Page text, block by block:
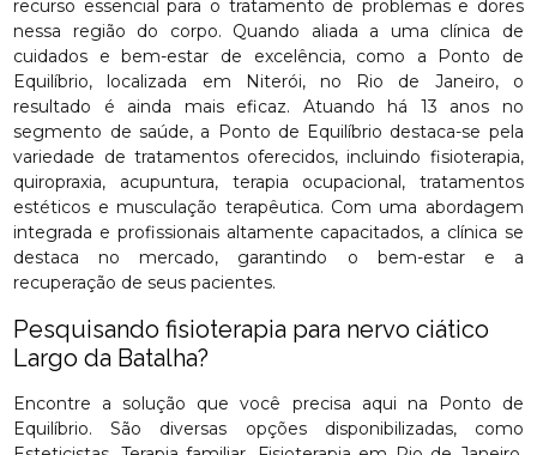
recurso essencial para o tratamento de problemas e dores
nessa região do corpo. Quando aliada a uma clínica de
cuidados e bem-estar de excelência, como a Ponto de
Equilíbrio, localizada em Niterói, no Rio de Janeiro, o
resultado é ainda mais eficaz. Atuando há 13 anos no
segmento de saúde, a Ponto de Equilíbrio destaca-se pela
variedade de tratamentos oferecidos, incluindo fisioterapia,
quiropraxia, acupuntura, terapia ocupacional, tratamentos
estéticos e musculação terapêutica. Com uma abordagem
integrada e profissionais altamente capacitados, a clínica se
destaca no mercado, garantindo o bem-estar e a
recuperação de seus pacientes.
Pesquisando fisioterapia para nervo ciático
Largo da Batalha?
Encontre a solução que você precisa aqui na Ponto de
Equilíbrio. São diversas opções disponibilizadas, como